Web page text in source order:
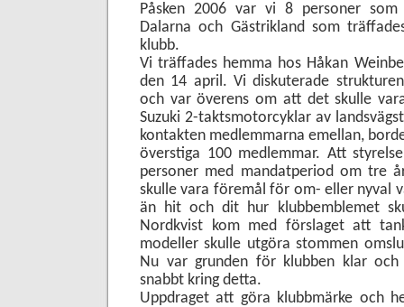
Påsken 2006 var vi 8 personer
Dalarna och Gästrikland som
klubb.
Vi träffades hemma hos Håkan
den 14 april. Vi diskuterade
och var överens om att det skulle
Suzuki 2-taktsmotorcyklar av
kontakten medlemmarna emellan,
överstiga 100 medlemmar. Att
personer med mandatperiod om tre
skulle vara föremål för om- eller nyval
än hit och dit hur klubbemblemet
Nordkvist kom med förslaget att
modeller skulle utgöra stommen
Nu var grunden för klubben klar och
snabbt kring detta.
Uppdraget att göra klubbmärke och